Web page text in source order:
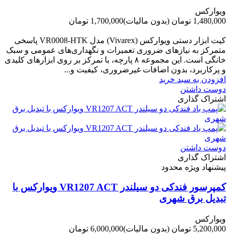
ویوارکس
1,480,000 تومان
(بدون مالیات)1,700,000 تومان
کیت ابزار دستی ویوارکس (Vivarex) مدل VR0008-HTK پاسخی
متمرکز به نیازهای ضروری تعمیرات و نگهداری‌های عمومی و سبک
خانگی است. این مجموعه ۸ پارچه، با تمرکز بر روی ابزارهای کلیدی
و پرکاربرد، بدون اضافات غیرضروری، کیفیت و...
افزودن به سبد خرید
دوست داشتن
اشتراک گذاری
دوست داشتن
اشتراک گذاری
پیشنهاد ویژه محدود
کمپرسور فندکی دو سیلندر VR1207 ACT ویوارکس با
تبدیل برق شهری
ویوارکس
5,200,000 تومان
(بدون مالیات)6,000,000 تومان